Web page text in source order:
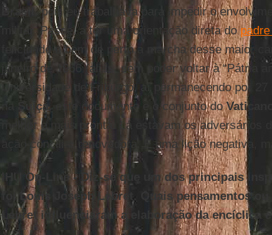
Brasil , pois eu trabalhava para impedir o
militar. Passei a ter uma orientação direta do
felicidade e bem de perto a marcha desse maior
janeiro de 1966 (aliás, sem poder voltar à “Pátria
Universidade de Friburgo, aí permanecendo por 27
na
Suíça, este documento e o conjunto doVaticano
melhor e mais pronta. Lá estavam os adversários
ação conciliar renovadora. É uma lição negativa,
IHU On-Line - Diz-se que um dos principais
foi Louis Joseph Lebret. Quais pensamentos
Lebret influenciaram a elaboração da encíclica